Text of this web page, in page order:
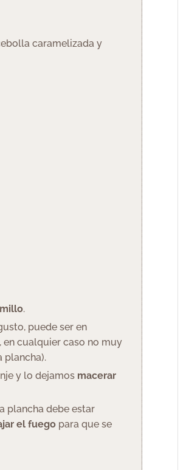
caramelizada y
.
puede ser en
en cualquier caso no muy
plancha).
y lo dejamos macerar
plancha debe estar
el fuego para que se